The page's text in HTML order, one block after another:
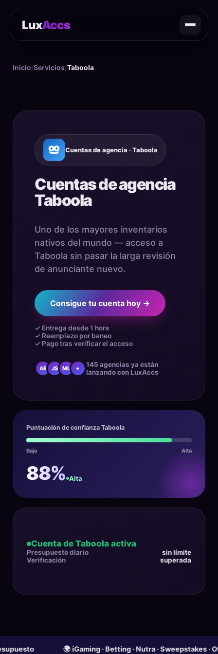
LuxAccs
Inicio/Servicios/Taboola
Cuentas de agencia · Taboola
Cuentas de agencia
Taboola
Uno de los mayores inventarios
nativos del mundo — acceso a
Taboola sin pasar la larga revisión
de anunciante nuevo.
Consigue tu cuenta hoy →
✓ Entrega desde 1 hora
✓ Reemplazo por baneo
✓ Pago tras verificar el acceso
AR JS ML +
145 agencias ya están
lanzando con LuxAccs
Puntuación de confianza Taboola
Baja Alta
88% Alta
Cuenta de Taboola activa
Presupuesto diario
sin límite
Verificación
superada
🌍 iGaming · Betting · Nutra · Sweepstakes · Ofertas